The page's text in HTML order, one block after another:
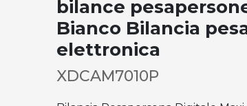
bilance
Bianco Bilancia
elettronica
XDCAM7010P